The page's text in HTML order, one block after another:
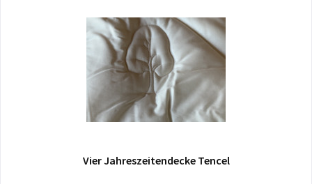
Vier Jahreszeitendecke Tencel